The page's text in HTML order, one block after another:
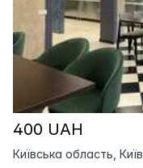
400 UAH
Київська область, Київ